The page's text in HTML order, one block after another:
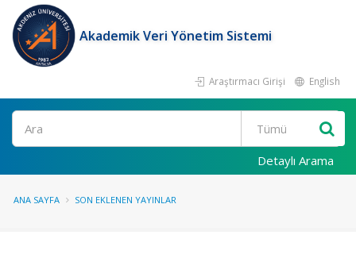
Akademik Veri Yönetim Sistemi
Araştırmacı Girişi English
Ara
Detaylı Arama
ANA SAYFA SON EKLENEN YAYINLAR